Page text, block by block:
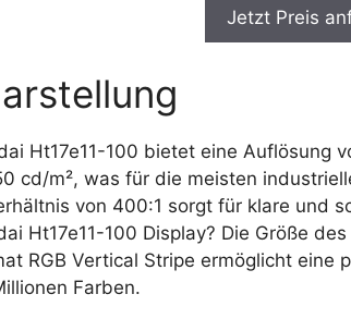
Jetzt Preis
Ht17e11-100 bietet eine Auflösung
cd/m², was für die meisten
von 400:1 sorgt für klare und
Ht17e11-100 Display? Die Größe
RGB Vertical Stripe ermöglicht
Farben.